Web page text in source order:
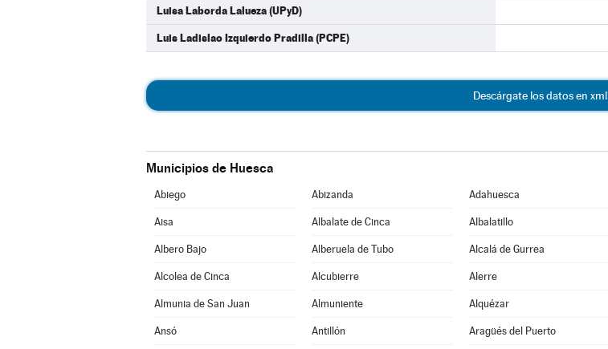
Luisa Laborda Lalueza (UPyD)
Luis Ladislao Izquierdo Pradilla (PCPE)
Descárgate los datos en xml
Municipios de Huesca
Abiego Abizanda Adahuesca
Aisa Albalate de Cinca Albalatillo
Albero Bajo Alberuela de Tubo Alcalá de Gurrea
Alcolea de Cinca Alcubierre Alerre
Almunia de San Juan Almuniente Alquézar
Ansó Antillón Aragüés del Puerto